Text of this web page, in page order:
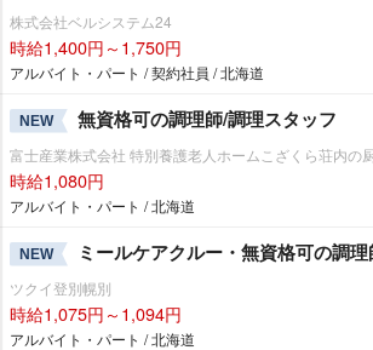
株式会社ベルシステム24
時給1,400円～1,750円
アルバイト・パート / 契約社員 / 北海道
NEW 無資格可の調理師/調理スタッフ
富士産業株式会社 特別養護老人ホームこざくら荘内の
時給1,080円
アルバイト・パート / 北海道
NEW ミールケアクルー・無資格可の調
ツクイ登別幌別
時給1,075円～1,094円
アルバイト・パート / 北海道